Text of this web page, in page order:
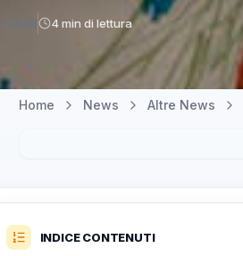
2026 4 min di lettura
Home News Altre News
INDICE CONTENUTI